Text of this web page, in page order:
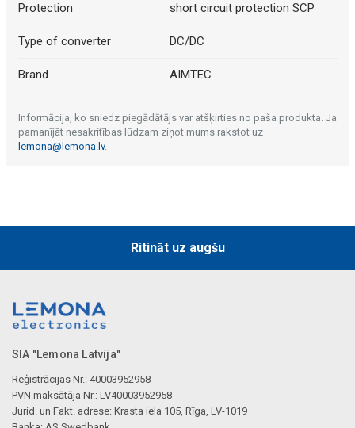
Protection short circuit protection SCP
Type of converter DC/DC
Brand AIMTEC
Informācija, ko sniedz piegādātājs var atšķirties no paša produkta. Ja
pamanījāt nesakritības lūdzam ziņot mums rakstot uz
lemona@lemona.lv.
Ritināt uz augšu
SIA "Lemona Latvija"
Reģistrācijas Nr.: 40003952958
PVN maksātāja Nr.: LV40003952958
Jurid. un Fakt. adrese: Krasta iela 105, Rīga, LV-1019